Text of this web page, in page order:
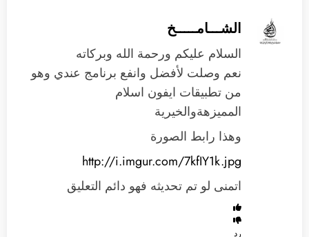
الشـــامـــــخ
السلام عليكم ورحمة الله وبركاته
نعم وصلت لأفضل وانفع برنامج عندي وهو
من تطبيقات ايفون اسلام
المميزهةوالخيرية
وهذا رابط الصورة
http://i.imgur.com/7kfIY1k.jpg
اتمنى لو تم تحديثه فهو دائم التعليق
رد